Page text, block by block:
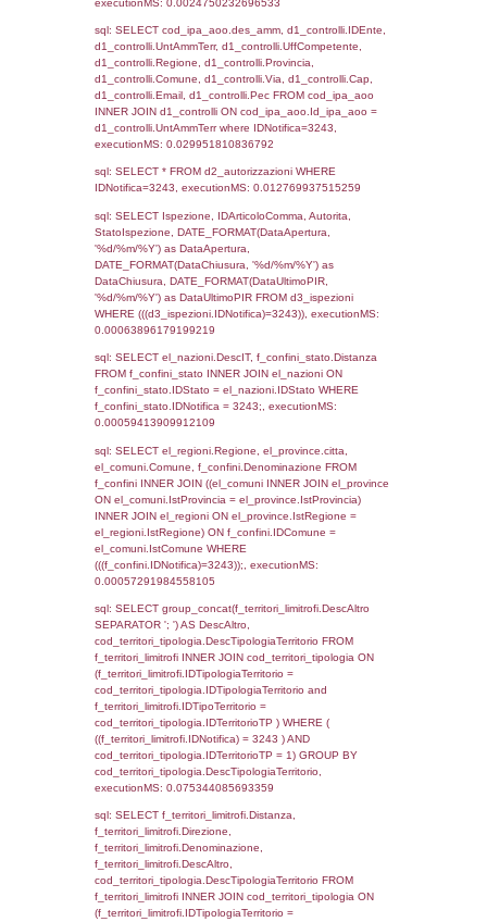
`userlevelpermissions` WHERE `userlevelid`
executionMS: 0.00098681449890137
sql: SELECT a1.RagioneSociale,
localita, el_prov.citta AS provincia,
DATE(n.DataInvioNotifica) as
n.FileNotificaZip, n.DataFileNotificaZip
LEFT JOIN infostabilimento i ON
a1.CodiceUnivoco = n.CodiceUnivoco LEFT
el_comuni AS el_com ON a1.ComuneStab =
el_com.IstComune LEFT JOIN el_province
a1.ProvinciaStab = el_prov.IstProvincia
n.IDNotifica = 3243;, executionMS:
sql: SELECT a1_stabilimento.*,
ComuneST, el_province.citta as
el_regioni.Regione as RegioneST,
as ComuneSL, el_province_1.citta as
el_regioni_1.Regione as RegioneSL FROM
(((((a1_stabilimento LEFT JOIN el_comuni
a1_stabilimento.ComuneStab =
LEFT JOIN el_province ON
= el_province.IstProvincia) LEFT JOIN
LEFT JOIN el_comuni AS el_comuni_1 ON
a1_stabilimento.IstComuneSL =
LEFT JOIN el_province AS el_province_1
a1_stabilimento.IstProvinciaSL =
el_province_1.IstProvincia) LEFT JOIN
el_regioni_1 ON
el_regioni_1.IstRegione where
executionMS: 0.00068306922912598
sql: SELECT a2p.Cognome, a2p.Nome
a2_ruolipersonale a2rp INNER JOIN
a2rp.IDPersonale = a2p.IDPersonale
(((a2p.IDNotifica)=3243) AND